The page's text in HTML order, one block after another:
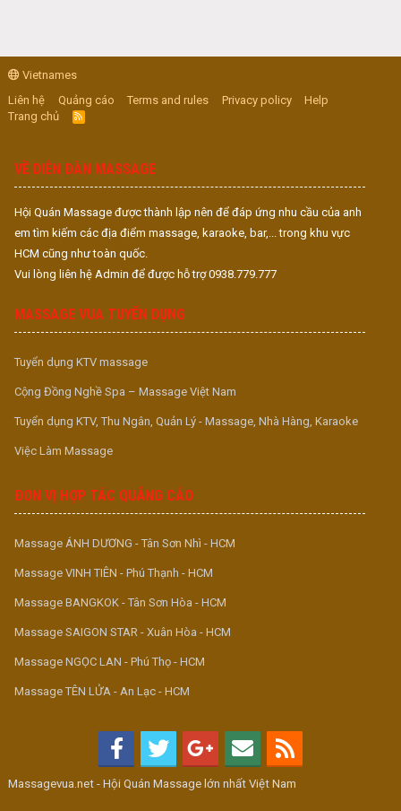
Vietnames
Liên hệ
Quảng cáo Terms and rules Privacy policy
Help
Trang chủ
R
S
VỀ DIỄN ĐÀN MASSAGE
Hội Quán Massage được thành lập nên để đáp ứng nhu cầu của anh
em tìm kiếm các địa điểm massage, karaoke, bar,... trong khu vực
HCM cũng như toàn quốc.
Vui lòng liên hệ Admin để được hỗ trợ 0938.779.777
MASSAGE VUA TUYỂN DỤNG
Tuyển dụng KTV massage
Cộng Đồng Nghề Spa – Massage Việt Nam
Tuyển dụng KTV, Thu Ngân, Quản Lý - Massage, Nhà Hàng, Karaoke
Việc Làm Massage
ĐƠN VỊ HỢP TÁC QUẢNG CÁO
Massage ÁNH DƯƠNG - Tân Sơn Nhì - HCM
Massage VINH TIÊN - Phú Thạnh - HCM
Massage BANGKOK - Tân Sơn Hòa - HCM
Massage SAIGON STAR - Xuân Hòa - HCM
Massage NGỌC LAN - Phú Thọ - HCM
Massage TÊN LỬA - An Lạc - HCM
Massagevua.net - Hội Quán Massage lớn nhất Việt Nam